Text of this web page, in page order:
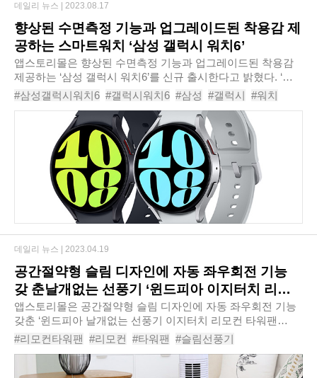
향상된 수면측정 기능과 업그레이드된 착용감 제
공하는 스마트워치 ‘삼성 갤럭시 워치6’
앱스토리몰은 향상된 수면측정 기능과 업그레이드된 착용감
제공하는 ‘삼성 갤럭시 워치6’를 신규 출시한다고 밝혔다. ‘삼
성 갤럭시 워치6’는 최대 20% 더 커진 디스플레이와 최대 30%
더 얇아진 블랙 마진으로 더욱 많은..
#삼성갤럭시워치6 #갤럭시워치6 #삼성 #갤럭시 #워치
#워치6 #스마트워치 # # #
데일리 뉴스 | 2023.08.17
공간절약형 슬림 디자인에 자동 좌우회전 기능
갖 춘날개없는 선풍기 ‘윈드피아 이지터치 리모
컨 타워팬 WINDPIA-G17TR’
앱스토리몰은 공간절약형 슬림 디자인에 자동 좌우회전 기능
갖춘 ‘윈드피아 날개없는 선풍기 이지터치 리모컨 타워팬
WINDPIA-G17TR’을 신규 출시한다고 밝혔다. ‘윈드피아 날개
#리모컨타워팬 #리모컨 #타워팬 #슬림선풍기
#날개없는선풍기 #슬림타워팬
#윈드피아날개없는선풍기이지터치리모컨타워팬WINDPIA-G17T
데일리 뉴스 | 2023.04.19